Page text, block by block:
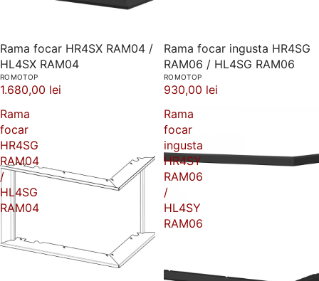
Rama focar HR4SX RAM04 /
HL4SX RAM04
ROMOTOP
1.680,00 lei
Rama focar ingusta HR4SG
RAM06 / HL4SG RAM06
ROMOTOP
930,00 lei
Rama
focar
HR4SG
RAM04
/
HL4SG
RAM04
Rama
focar
ingusta
HR4SY
RAM06
/
HL4SY
RAM06